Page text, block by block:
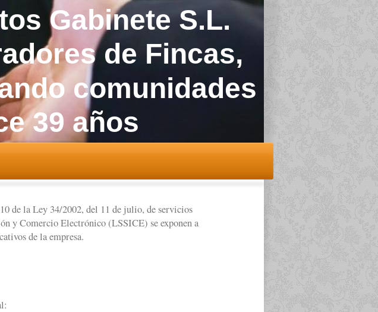
Gabinete S.L.
de Fincas,
comunidades
39 años
de la Ley 34/2002, del 11 de julio, de servicios
y Comercio Electrónico (LSSICE) se exponen a
de la empresa.